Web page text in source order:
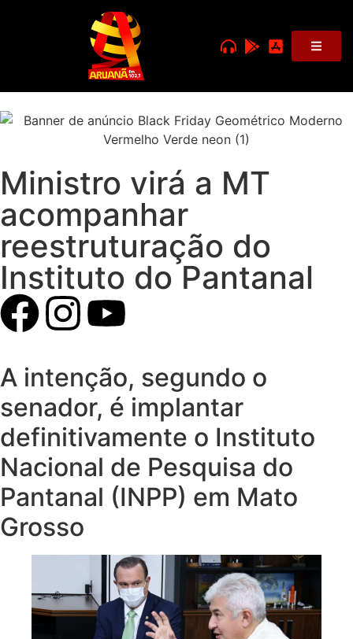
Ministro virá a MT
acompanhar
reestruturação do
Instituto do Pantanal
A intenção, segundo o
senador, é implantar
definitivamente o Instituto
Nacional de Pesquisa do
Pantanal (INPP) em Mato
Grosso